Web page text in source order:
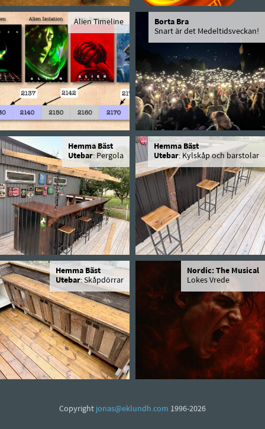
Alien Timeline
Borta Bra
Snart är det Medeltidsveckan!
Hemma Bäst
Utebar: Pergola
Hemma Bäst
Utebar: Kylskåp och barstolar
Hemma Bäst
Utebar: Skåpdörrar
Nordic: The Musical
Lokes Vrede
Copyright jonas@eklundh.com 1996-2026